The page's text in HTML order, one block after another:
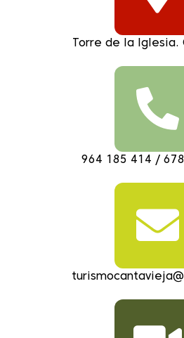
Torre de la Iglesia.
964 185 414 /